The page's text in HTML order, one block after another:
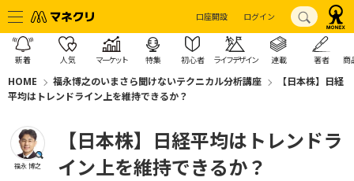
口座開設 ログイン
新着 人気 マーケット 特集 初心者 ライフデザイン 連載 著者 商
HOME 福永博之のいまさら聞けないテクニカル分析講座
【日本株】日経
平均はトレンドライン上を維持できるか？
福永 博之
【日本株】日経平均はトレンドラ
イン上を維持できるか？